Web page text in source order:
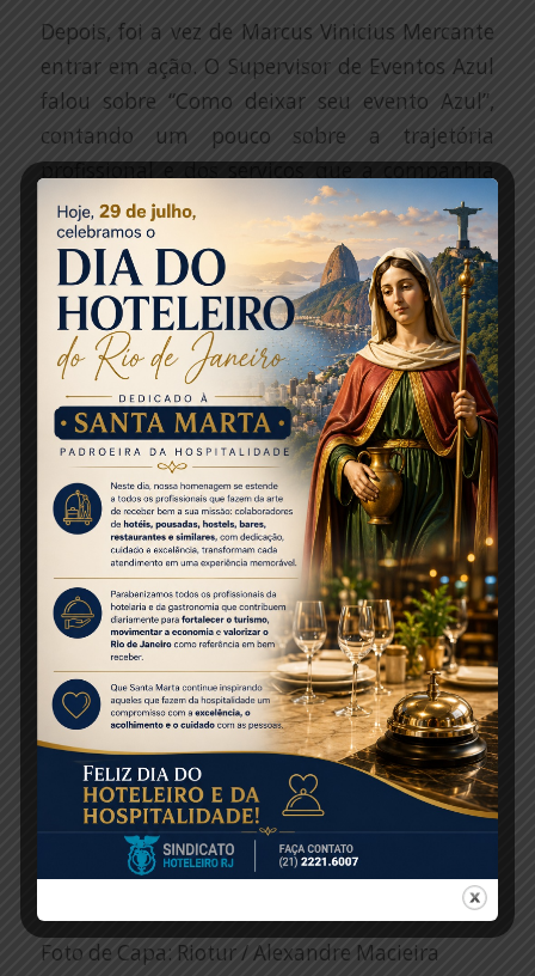
Depois, foi a vez de Marcus Vinicius Mercante
entrar em ação. O Supervisor de Eventos Azul
falou sobre “Como deixar seu evento Azul”,
contando um pouco sobre a trajetória
profissional e dos serviços que a companhia
aérea pode oferecer na realização de eventos.
Em seguida, os presentes tiveram um
momento de reflexão com Rodadas de
Conversa, em que houveram discussões sobre
o aperfeiçoamento das relações com empresas
e uma apresentação dos associados da Resorts
Brasil.
Ao final, Tricia Neves e Raffaele Ceccere, Diretor
da R1 Soluções Audiovisuais, e Lucia Junger,
Coordenadora de Eventos da Merck Group,
apresentaram o painel “Vai Arriscar? – Como
garantir eventos seguros”.
AGENDA –No dia 20 de agosto, a Resorts Brasil
realiza o workshop Mice em Campinas, no
Royal Palm Plaza Resort. Em setembro, ainda
sem data definitiva, o encontro acontece em
São Paulo no Hotel Transamerica.
Foto de Capa: Riotur / Alexandre Macieira